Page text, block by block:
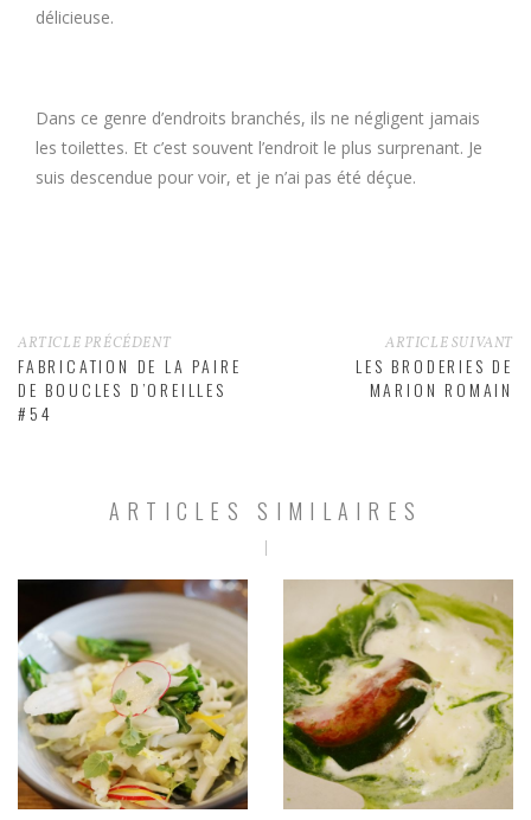
délicieuse.
Dans ce genre d’endroits branchés, ils ne négligent jamais
les toilettes. Et c’est souvent l’endroit le plus surprenant. Je
suis descendue pour voir, et je n’ai pas été déçue.
ARTICLE PRÉCÉDENT
FABRICATION DE LA PAIRE
DE BOUCLES D’OREILLES
#54
ARTICLE SUIVANT
LES BRODERIES DE
MARION ROMAIN
ARTICLES SIMILAIRES